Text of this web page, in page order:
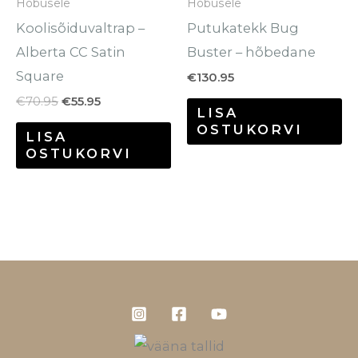
Hobusele
Koolisõiduvaltrap –
Alberta CC Satin
Square
€70.95 €55.95
LISA
OSTUKORVI
Hobusele
Putukatekk Bug
Buster – hõbedane
€130.95
LISA
OSTUKORVI